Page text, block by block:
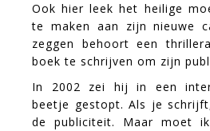
Ook hier leek het heilige
te maken aan zijn nieuwe
zeggen behoort een
boek te schrijven om zijn
In 2002 zei hij in een
beetje gestopt. Als je
de publiciteit. Maar moet